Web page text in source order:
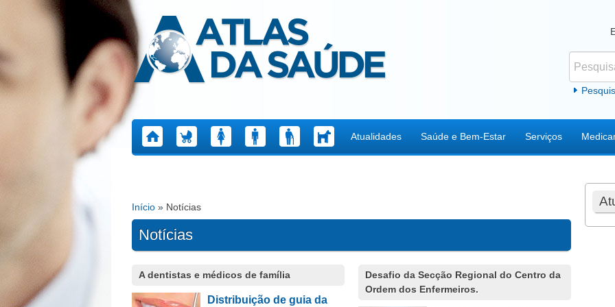
Atlas da Saúde
Atualidades Saúde e Bem-Estar Serviços
Está aqui
Início » Notícias
Notícias
A dentistas e médicos de família
Distribuição de guia da
Desafio da Secção Regional do Centro da
Ordem dos Enfermeiros.
Páginas